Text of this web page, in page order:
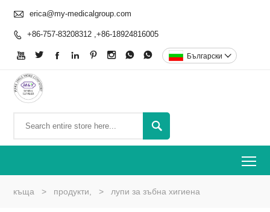
 erica@my-medicalgroup.com
 +86-757-83208312 ,+86-18924816005
        Български 

къща > продукти, > лупи за зъбна хигиена